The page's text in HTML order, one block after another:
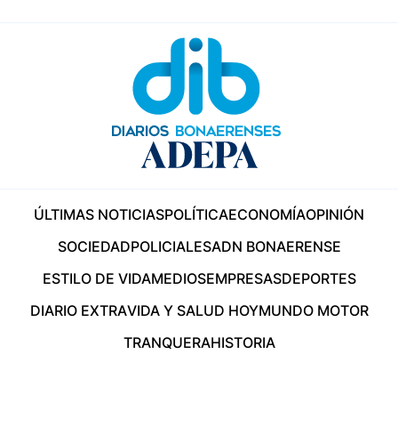
ÚLTIMAS NOTICIASPOLÍTICAECONOMÍAOPINIÓN
SOCIEDADPOLICIALESADN BONAERENSE
ESTILO DE VIDAMEDIOSEMPRESASDEPORTES
DIARIO EXTRAVIDA Y SALUD HOYMUNDO MOTOR
TRANQUERAHISTORIA